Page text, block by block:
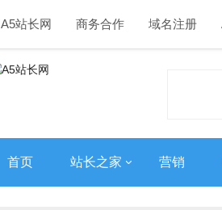
A5站长网 商务合作 域名注册
首页 站长之家 营销